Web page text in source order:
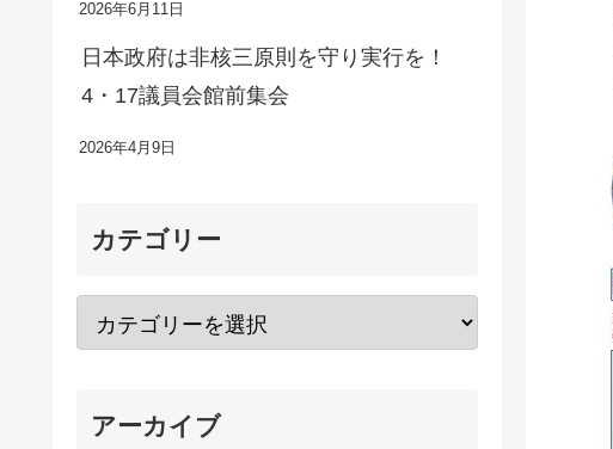
2026年6月11日
日本政府は非核三原則を守り実行を！
4・17議員会館前集会
2026年4月9日
カテゴリー
アーカイブ